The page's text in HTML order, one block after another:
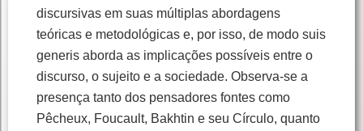
discursivas em suas múltiplas abordagens
teóricas e metodológicas e, por isso, de modo suis
generis aborda as implicações possíveis entre o
discurso, o sujeito e a sociedade. Observa-se a
presença tanto dos pensadores fontes como
Pêcheux, Foucault, Bakhtin e seu Círculo, quanto